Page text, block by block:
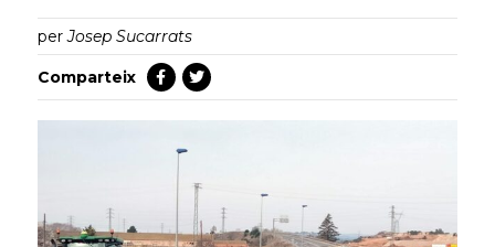
perJosep Sucarrats
Comparteix